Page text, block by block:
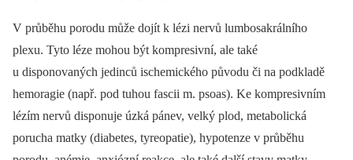
V průběhu porodu může dojít k lézi nervů lumbosakrálního
plexu. Tyto léze mohou být kompresivní, ale také
u disponovaných jedinců ischemického původu či na podkladě
hemoragie (např. pod tuhou fascii m. psoas). Ke kompresivním
lézím nervů disponuje úzká pánev, velký plod, metabolická
porucha matky (diabetes, tyreopatie), hypotenze v průběhu